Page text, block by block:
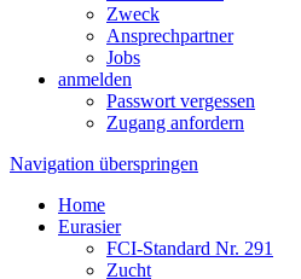
Zweck
Ansprechpartner
Jobs
anmelden
Passwort vergessen
Zugang anfordern
Navigation überspringen
Home
Eurasier
FCI-Standard Nr. 291
Zucht